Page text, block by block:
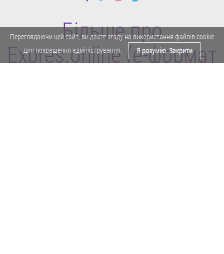
Більше про
Expres.online (e-формат
Переглядаючи цей сайт, ви даєте згоду на використання файлів cookie
для покращення адміністрування.
Я розумію. Закрити